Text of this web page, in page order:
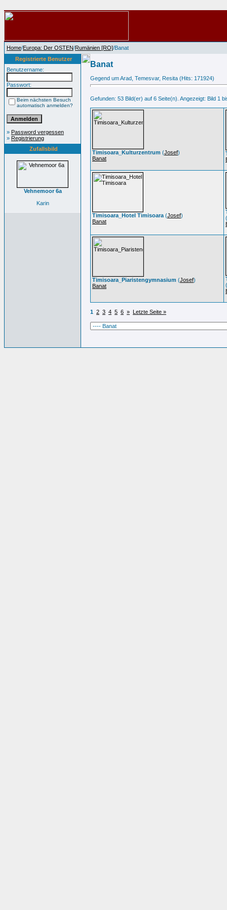
Home/Europa: Der OSTEN/Rumänien [RO]/Banat
Registrierte Benutzer
Benutzername:
Passwort:
Beim nächsten Besuch
automatisch anmelden?
» Password vergessen
» Registrierung
Zufallsbild
Vehnemoor 6a
Karin
Banat
Gegend um Arad, Temesvar, Resita (Hits: 171924)
Gefunden: 53 Bild(er) auf 6 Seite(n). Angezeigt: Bild 1
Timisoara_Kulturzentrum (Josef)
Banat
Timisoara_Hotel Timisoara (Josef)
Banat
(
Timisoara_Piaristengymnasium (Josef)
Banat
(
1 2 3 4 5 6 » Letzte Seite »